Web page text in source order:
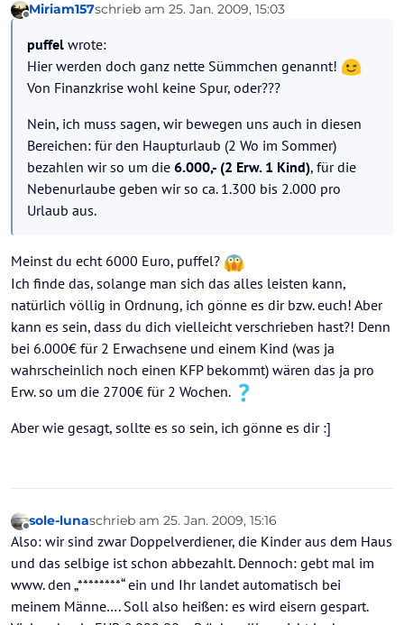
Offline
Miriam157schrieb am 25. Jan. 2009, 15:03
zuletzt editiert von
puffel wrote:
Hier werden doch ganz nette Sümmchen genannt!
Von Finanzkrise wohl keine Spur, oder???
Nein, ich muss sagen, wir bewegen uns auch in diesen
Bereichen: für den Haupturlaub (2 Wo im Sommer)
bezahlen wir so um die 6.000,- (2 Erw. 1 Kind), für die
Nebenurlaube geben wir so ca. 1.300 bis 2.000 pro
Urlaub aus.
Meinst du echt 6000 Euro, puffel?
Ich finde das, solange man sich das alles leisten kann,
natürlich völlig in Ordnung, ich gönne es dir bzw. euch! Aber
kann es sein, dass du dich vielleicht verschrieben hast?! Denn
bei 6.000€ für 2 Erwachsene und einem Kind (was ja
wahrscheinlich noch einen KFP bekommt) wären das ja pro
Erw. so um die 2700€ für 2 Wochen.
Aber wie gesagt, sollte es so sein, ich gönne es dir :]
Offline
sole-lunaschrieb am 25. Jan. 2009, 15:16
zuletzt editiert von
Also: wir sind zwar Doppelverdiener, die Kinder aus dem Haus
und das selbige ist schon abbezahlt. Dennoch: gebt mal im
www. den „********“ ein und Ihr landet automatisch bei
meinem Männe…. Soll also heißen: es wird eisern gespart.